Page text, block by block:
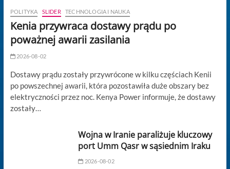
POLITYKA SLIDER TECHNOLOGIA I NAUKA
Kenia przywraca dostawy prądu po
poważnej awarii zasilania
2026-08-02
Dostawy prądu zostały przywrócone w kilku częściach Kenii
po powszechnej awarii, która pozostawiła duże obszary bez
elektryczności przez noc. Kenya Power informuje, że dostawy
zostały…
Wojna w Iranie paraliżuje kluczowy
port Umm Qasr w sąsiednim Iraku
2026-08-02